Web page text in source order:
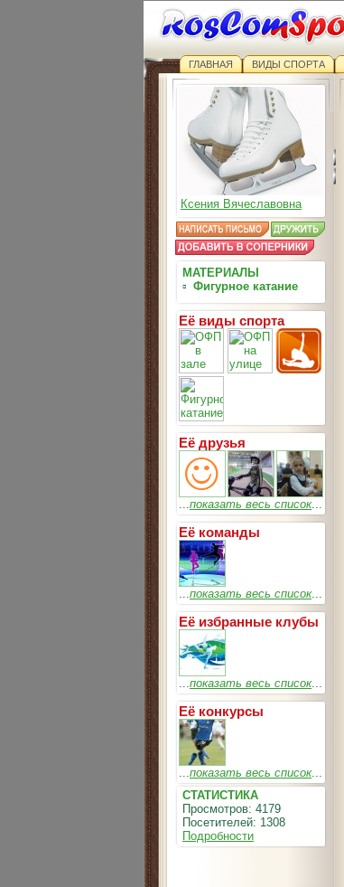
ГЛАВНАЯ ВИДЫ СПОРТА
Ксения Вячеславовна
МАТЕРИАЛЫ
▫ Фигурное катание
Её виды спорта
Её друзья
...показать весь список...
Её команды
...показать весь список...
Её избранные клубы
...показать весь список...
Её конкурсы
...показать весь список...
СТАТИСТИКА
Просмотров: 4179
Посетителей: 1308
Подробности